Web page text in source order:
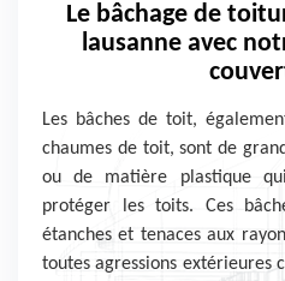
Le bâchage de
lausanne avec
Les bâches de toit,
chaumes de toit, sont de
ou de matière plastique
protéger les toits. Ces
étanches et tenaces aux
toutes agressions extérieures